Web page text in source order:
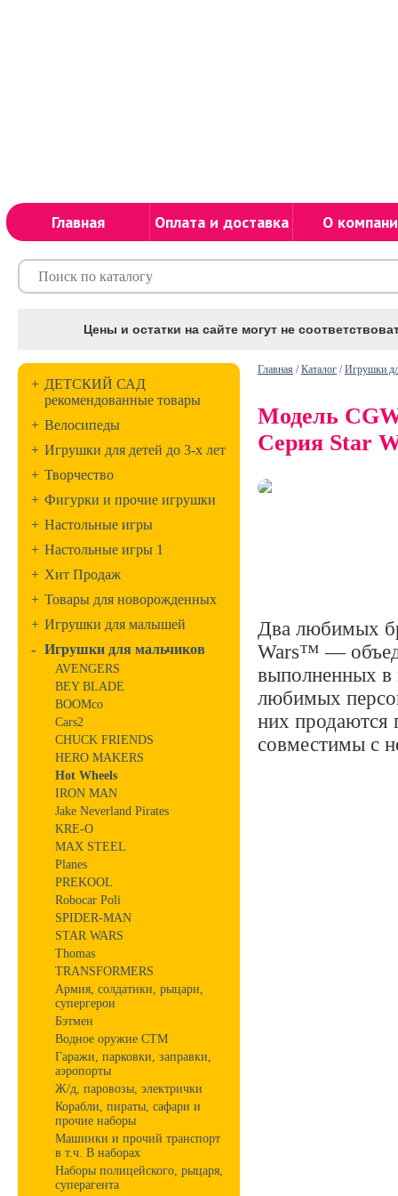
Главная Оплата и доставка О
Цены и остатки на сайте могут не
+ ДЕТСКИЙ САД
рекомендованные товары
+ Велосипеды
+ Игрушки для детей до 3-х лет
+ Творчество
+ Фигурки и прочие игрушки
+ Настольные игры
+ Настольные игры 1
+ Хит Продаж
+ Товары для новорожденных
+ Игрушки для малышей
- Игрушки для мальчиков
AVENGERS
BEY BLADE
BOOMco
Cars2
CHUCK FRIENDS
HERO MAKERS
Hot Wheels
IRON MAN
Jake Neverland Pirates
KRE-O
MAX STEEL
Planes
PREKOOL
Robocar Poli
SPIDER-MAN
STAR WARS
Thomas
TRANSFORMERS
Армия, солдатики, рыцари,
супергерои
Бэтмен
Водное оружие СТМ
Гаражи, парковки, заправки,
аэропорты
Ж/д, паровозы, электрички
Корабли, пираты, сафари и
прочие наборы
Машинки и прочий транспорт
в т.ч. В наборах
Наборы полицейского, рыцаря,
суперагента
Главная /Каталог /Игрушки
Модель
Серия Star
Два любимых
Wars™ —
выполненных в
любимых
них продаются
совместимы с